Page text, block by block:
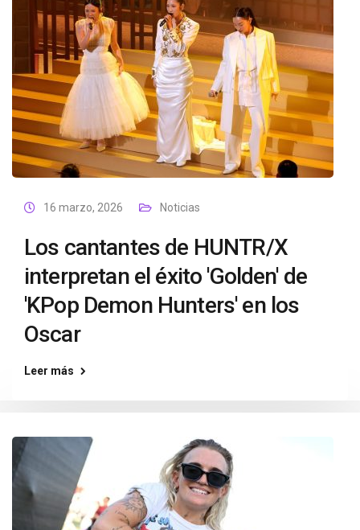
16 marzo, 2026 Noticias
Los cantantes de HUNTR/X
interpretan el éxito 'Golden' de
'KPop Demon Hunters' en los
Oscar
Leer más